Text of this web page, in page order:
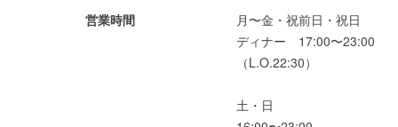
営業時間
月〜金・祝前日・祝日
ディナー 17:00〜23:00
（L.O.22:30）
土・日